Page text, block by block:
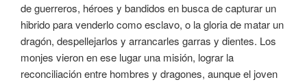
de guerreros, héroes y bandidos en busca de capturar un
hibrido para venderlo como esclavo, o la gloria de matar un
dragón, despellejarlos y arrancarles garras y dientes. Los
monjes vieron en ese lugar una misión, lograr la
reconciliación entre hombres y dragones, aunque el joven